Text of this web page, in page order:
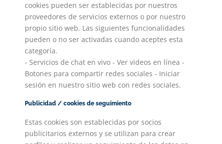
cookies pueden ser establecidas por nuestros
proveedores de servicios externos o por nuestro
propio sitio web. Las siguientes funcionalidades
pueden o no ser activadas cuando aceptes esta
categoría.
- Servicios de chat en vivo - Ver videos en línea -
Botones para compartir redes sociales - Iniciar
sesión en nuestro sitio web con redes sociales.
Publicidad / cookies de seguimiento
Estas cookies son establecidas por socios
publicitarios externos y se utilizan para crear